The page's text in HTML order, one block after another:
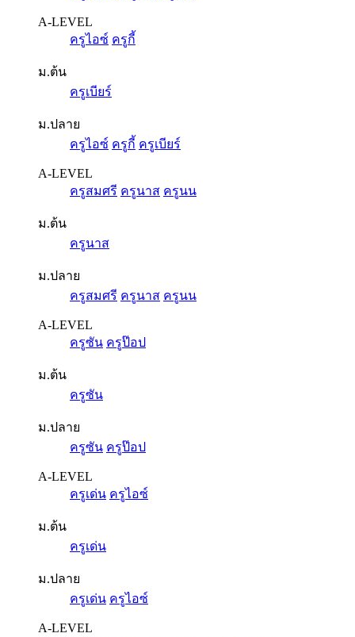
A-LEVEL
ครูไอซ์ ครูกี้
ม.ต้น
ครูเบียร์
ม.ปลาย
ครูไอซ์ ครูกี้ ครูเบียร์
A-LEVEL
ครูสมศรี ครูนาส ครูนน
ม.ต้น
ครูนาส
ม.ปลาย
ครูสมศรี ครูนาส ครูนน
A-LEVEL
ครูซัน ครูป๊อป
ม.ต้น
ครูซัน
ม.ปลาย
ครูซัน ครูป๊อป
A-LEVEL
ครูเด่น ครูไอซ์
ม.ต้น
ครูเด่น
ม.ปลาย
ครูเด่น ครูไอซ์
A-LEVEL